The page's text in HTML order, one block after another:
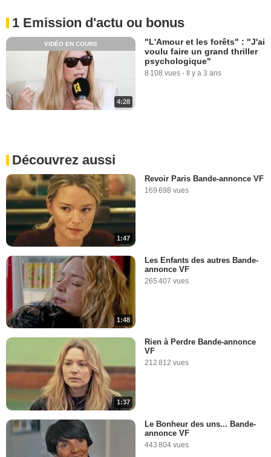
1 Emission d'actu ou bonus
4:28
VIDÉO EN COURS
"L'Amour et les forêts" : "J'ai
voulu faire un grand thriller
psychologique"
8 108 vues - Il y a 3 ans
Découvrez aussi
1:47
Revoir Paris Bande-annonce VF
169 698 vues
1:48
Les Enfants des autres Bande-
annonce VF
265 407 vues
1:37
Rien à Perdre Bande-annonce
VF
212 812 vues
Le Bonheur des uns... Bande-
annonce VF
443 804 vues